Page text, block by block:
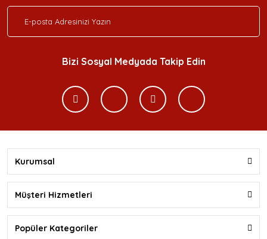
Bizi Sosyal Medyada Takip Edin
Kurumsal
Müşteri Hizmetleri
Popüler Kategoriler